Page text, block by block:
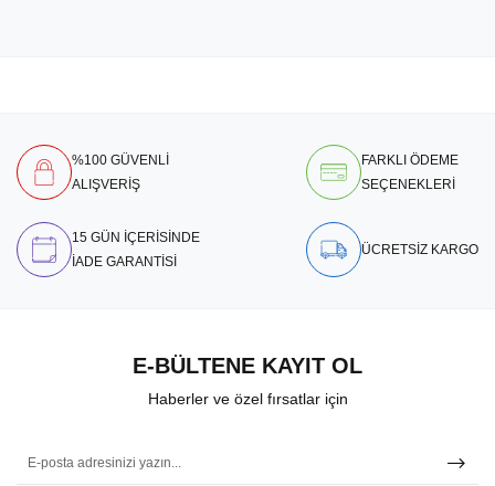
%100 GÜVENLİ
ALIŞVERİŞ
FARKLI ÖDEME
SEÇENEKLERİ
15 GÜN İÇERİSİNDE
İADE GARANTİSİ
ÜCRETSİZ KARGO
E-BÜLTENE KAYIT OL
Haberler ve özel fırsatlar için